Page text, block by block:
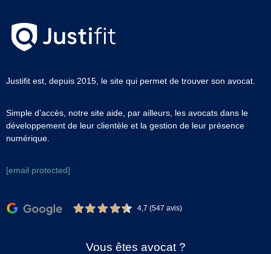
Justifit est, depuis 2015, le site qui permet de trouver son avocat.
Simple d’accès, notre site aide, par ailleurs, les avocats dans le
développement de leur clientèle et la gestion de leur présence
numérique.
[email protected]
4,7 (547 avis)
Vous êtes avocat ?